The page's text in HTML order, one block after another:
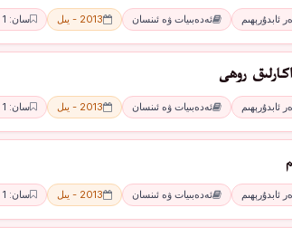
ئابدۇرېھىم ئەدەبىيات ۋە ئىنسان 2013 - يىل سان: 1 - ئاي
روھى
ئابدۇرېھىم ئەدەبىيات ۋە ئىنسان 2013 - يىل سان: 1 - ئاي
ئابدۇرېھىم ئەدەبىيات ۋە ئىنسان 2013 - يىل سان: 1 - ئاي